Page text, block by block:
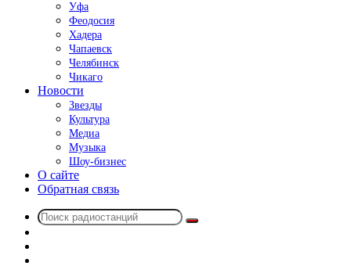
Уфа
Феодосия
Хадера
Чапаевск
Челябинск
Чикаго
Новости
Звезды
Культура
Медиа
Музыка
Шоу-бизнес
О сайте
Обратная связь
Поиск